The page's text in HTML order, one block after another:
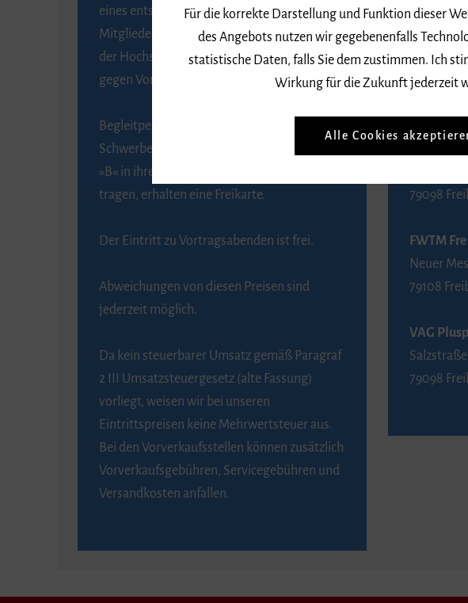
eines entsprechenden Nachweises, 6 € für
Mitglieder der Gesellschaft zur Förderung
der Hochschule für Musik Freiburg e. V.
gegen Vorlage des Mitgliedsausweises.
Begleitpersonen von Menschen mit
Schwerbehinderung, die das Merkzeichen
»B« in ihrem Schwerbehindertenausweis
tragen, erhalten eine Freikarte.
Der Eintritt zu Vortragsabenden ist frei.
Abweichungen von diesen Preisen sind
jederzeit möglich.
Da kein steuerbarer Umsatz gemäß Paragraf
2 III Umsatzsteuergesetz (alte Fassung)
vorliegt, weisen wir bei unseren
Eintrittspreisen keine Mehrwertsteuer aus.
Bei den Vorverkaufsstellen können zusätzlich
Vorverkaufsgebühren, Servicegebühren und
Versandkosten anfallen.
BZ-
Kaiser-
79098
Telefon
79098
FWTM
Neuer
79108
VAG
Salzstraße
79098
Für die korrekte Darstellung und Funktion dieser
des Angebots nutzen wir gegebenenfalls
statistische Daten, falls Sie dem zustimmen. Ich
Wirkung für die Zukunft jederzeit
Alle Cookies